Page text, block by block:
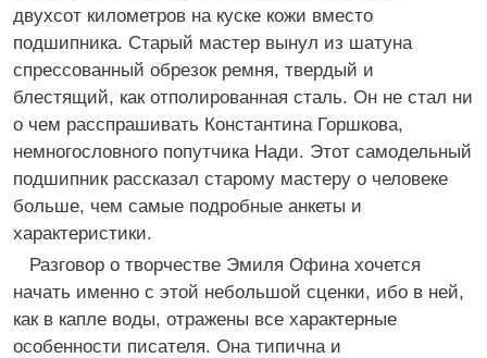
двухсот километров на куске кожи вместо
подшипника. Старый мастер вынул из шатуна
спрессованный обрезок ремня, твердый и
блестящий, как отполированная сталь. Он не стал ни
о чем расспрашивать Константина Горшкова,
немногословного попутчика Нади. Этот самодельный
подшипник рассказал старому мастеру о человеке
больше, чем самые подробные анкеты и
характеристики.
Разговор о творчестве Эмиля Офина хочется
начать именно с этой небольшой сценки, ибо в ней,
как в капле воды, отражены все характерные
особенности писателя. Она типична и